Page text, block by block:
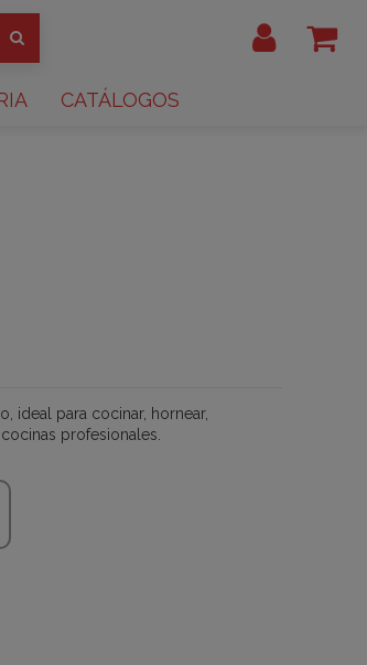
CATÁLOGOS
ideal para cocinar, hornear,
profesionales.